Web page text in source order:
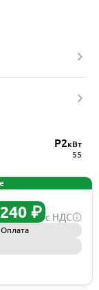
P2кВт
55
₽ с НДС
Оплата